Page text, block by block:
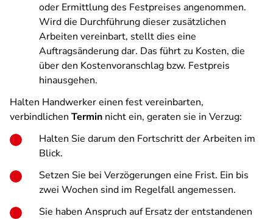
oder Ermittlung des Festpreises angenommen.
Wird die Durchführung dieser zusätzlichen
Arbeiten vereinbart, stellt dies eine
Auftragsänderung dar. Das führt zu Kosten, die
über den Kostenvoranschlag bzw. Festpreis
hinausgehen.
Halten Handwerker einen fest vereinbarten,
verbindlichen Termin nicht ein, geraten sie in Verzug:
Halten Sie darum den Fortschritt der Arbeiten im
Blick.
Setzen Sie bei Verzögerungen eine Frist. Ein bis
zwei Wochen sind im Regelfall angemessen.
Sie haben Anspruch auf Ersatz der entstandenen